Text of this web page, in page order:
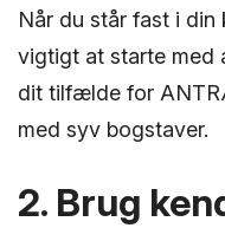
Når du står fast i
vigtigt at starte med
dit tilfælde for
med syv bogstaver.
2. Brug